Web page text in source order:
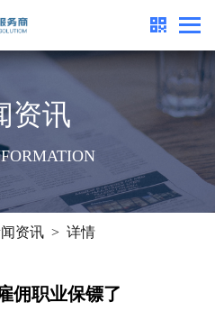
资讯
资讯 > 详情
佣职业保镖了